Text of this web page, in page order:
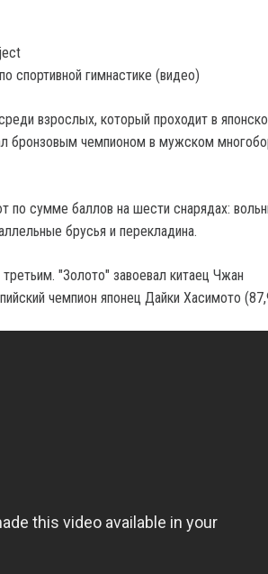
взрослых, который проходит в
бронзовым чемпионом в мужском
по сумме баллов на шести снарядах:
брусья и перекладина.
"Золото" завоевал китаец Чжан
чемпион японец Дайки Хасимото